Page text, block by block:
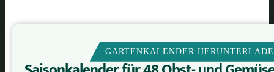
GARTENKALENDER